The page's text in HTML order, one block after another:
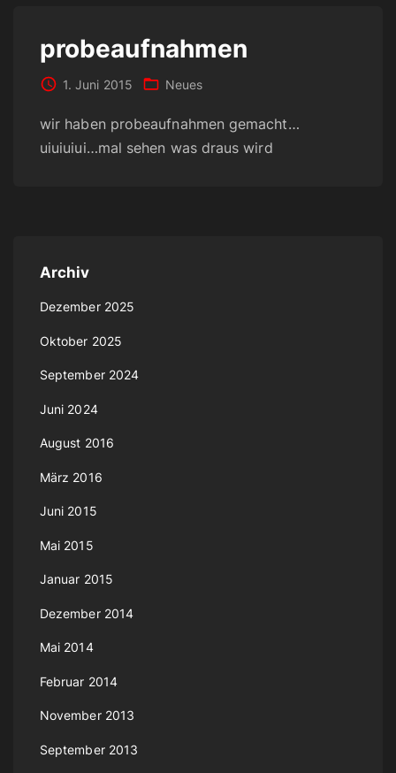
probeaufnahmen
1. Juni 2015 Neues
wir haben probeaufnahmen gemacht…
uiuiuiui…mal sehen was draus wird
Archiv
Dezember 2025
Oktober 2025
September 2024
Juni 2024
August 2016
März 2016
Juni 2015
Mai 2015
Januar 2015
Dezember 2014
Mai 2014
Februar 2014
November 2013
September 2013